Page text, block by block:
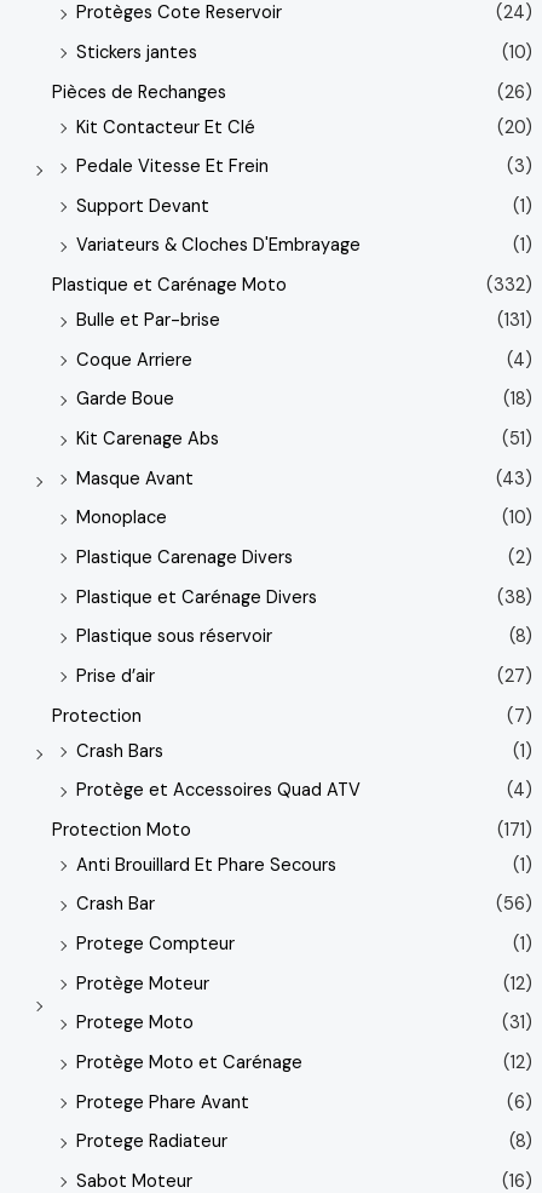
Protèges Cote Reservoir
(24)
Stickers jantes
(10)
Pièces de Rechanges
(26)
Kit Contacteur Et Clé
(20)
Pedale Vitesse Et Frein
(3)
Support Devant
(1)
Variateurs & Cloches D'Embrayage
(1)
Plastique et Carénage Moto
(332)
Bulle et Par-brise
(131)
Coque Arriere
(4)
Garde Boue
(18)
Kit Carenage Abs
(51)
Masque Avant
(43)
Monoplace
(10)
Plastique Carenage Divers
(2)
Plastique et Carénage Divers
(38)
Plastique sous réservoir
(8)
Prise d’air
(27)
Protection
(7)
Crash Bars
(1)
Protège et Accessoires Quad ATV
(4)
Protection Moto
(171)
Anti Brouillard Et Phare Secours
(1)
Crash Bar
(56)
Protege Compteur
(1)
Protège Moteur
(12)
Protege Moto
(31)
Protège Moto et Carénage
(12)
Protege Phare Avant
(6)
Protege Radiateur
(8)
Sabot Moteur
(16)